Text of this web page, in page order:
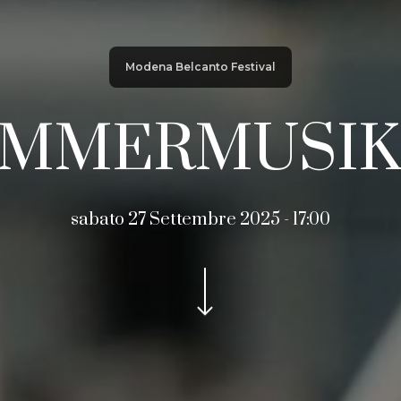
Modena Belcanto Festival
sabato 27 Settembre 2025 - 17:00